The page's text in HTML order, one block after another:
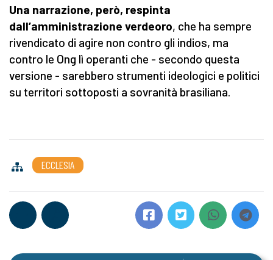
Una narrazione, però, respinta
dall’amministrazione verdeoro, che ha sempre
rivendicato di agire non contro gli indios, ma
contro le Ong lì operanti che - secondo questa
versione - sarebbero strumenti ideologici e politici
su territori sottoposti a sovranità brasiliana.
ECCLESIA